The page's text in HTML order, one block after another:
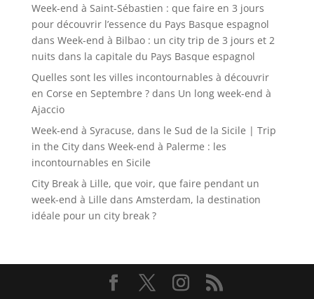
Week-end à Saint-Sébastien : que faire en 3 jours
pour découvrir l’essence du Pays Basque espagnol
dans Week-end à Bilbao : un city trip de 3 jours et 2
nuits dans la capitale du Pays Basque espagnol
Quelles sont les villes incontournables à découvrir
en Corse en Septembre ?dans Un long week-end à
Ajaccio
Week-end à Syracuse, dans le Sud de la Sicile | Trip
in the Citydans Week-end à Palerme : les
incontournables en Sicile
City Break à Lille, que voir, que faire pendant un
week-end à Lille dans Amsterdam, la destination
idéale pour un city break ?